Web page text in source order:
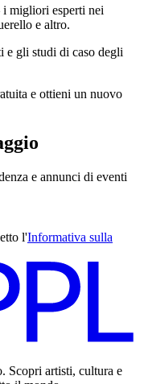
migliori esperti nei
e altro.
e gli studi di caso degli
e ottieni un nuovo
e annunci di eventi
l'Informativa sulla
Scopri artisti, cultura e